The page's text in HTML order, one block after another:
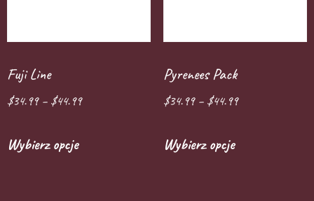
Fuji Line
$34.99 – $44.99
Wybierz opcje
Pyrenees Pack
$34.99 – $44.99
Wybierz opcje